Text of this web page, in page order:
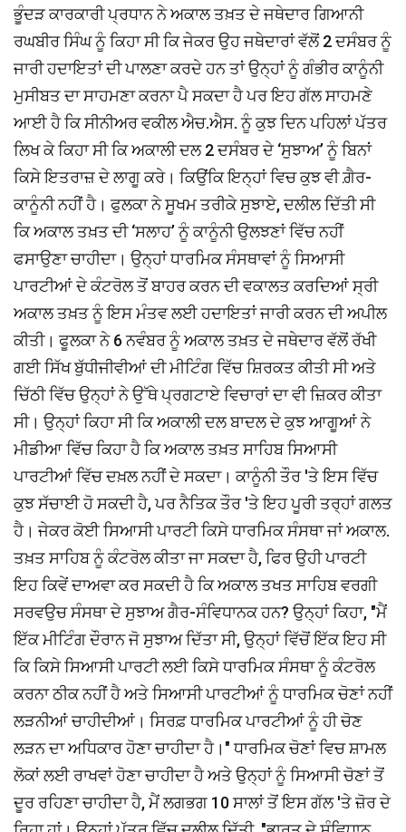
ਭੂੰਦੜ ਕਾਰਕਾਰੀ ਪ੍ਰਧਾਨ ਨੇ ਅਕਾਲ ਤਖ਼ਤ ਦੇ ਜਥੇਦਾਰ ਗਿਆਨੀ
ਰਘਬੀਰ ਸਿੰਘ ਨੂੰ ਕਿਹਾ ਸੀ ਕਿ ਜੇਕਰ ਉਹ ਜਥੇਦਾਰਾਂ ਵੱਲੋਂ 2 ਦਸੰਬਰ ਨੂੰ
ਜਾਰੀ ਹਦਾਇਤਾਂ ਦੀ ਪਾਲਣਾ ਕਰਦੇ ਹਨ ਤਾਂ ਉਨ੍ਹਾਂ ਨੂੰ ਗੰਭੀਰ ਕਾਨੂੰਨੀ
ਮੁਸੀਬਤ ਦਾ ਸਾਹਮਣਾ ਕਰਨਾ ਪੈ ਸਕਦਾ ਹੈ ਪਰ ਇਹ ਗੱਲ ਸਾਹਮਣੇ
ਆਈ ਹੈ ਕਿ ਸੀਨੀਅਰ ਵਕੀਲ ਐਚ.ਐਸ. ਨੂੰ ਕੁਝ ਦਿਨ ਪਹਿਲਾਂ ਪੱਤਰ
ਲਿਖ ਕੇ ਕਿਹਾ ਸੀ ਕਿ ਅਕਾਲੀ ਦਲ 2 ਦਸੰਬਰ ਦੇ ‘ਸੁਝਾਅ’ ਨੂੰ ਬਿਨਾਂ
ਕਿਸੇ ਇਤਰਾਜ਼ ਦੇ ਲਾਗੂ ਕਰੇ। ਕਿਉਂਕਿ ਇਨ੍ਹਾਂ ਵਿਚ ਕੁਝ ਵੀ ਗ਼ੈਰ-
ਕਾਨੂੰਨੀ ਨਹੀਂ ਹੈ। ਫੁਲਕਾ ਨੇ ਸੂਖਮ ਤਰੀਕੇ ਸੁਝਾਏ, ਦਲੀਲ ਦਿੱਤੀ ਸੀ
ਕਿ ਅਕਾਲ ਤਖ਼ਤ ਦੀ ‘ਸਲਾਹ’ ਨੂੰ ਕਾਨੂੰਨੀ ਉਲਝਣਾਂ ਵਿੱਚ ਨਹੀਂ
ਫਸਾਉਣਾ ਚਾਹੀਦਾ। ਉਨ੍ਹਾਂ ਧਾਰਮਿਕ ਸੰਸਥਾਵਾਂ ਨੂੰ ਸਿਆਸੀ
ਪਾਰਟੀਆਂ ਦੇ ਕੰਟਰੋਲ ਤੋਂ ਬਾਹਰ ਕਰਨ ਦੀ ਵਕਾਲਤ ਕਰਦਿਆਂ ਸ੍ਰੀ
ਅਕਾਲ ਤਖ਼ਤ ਨੂੰ ਇਸ ਮੰਤਵ ਲਈ ਹਦਾਇਤਾਂ ਜਾਰੀ ਕਰਨ ਦੀ ਅਪੀਲ
ਕੀਤੀ। ਫੂਲਕਾ ਨੇ 6 ਨਵੰਬਰ ਨੂੰ ਅਕਾਲ ਤਖ਼ਤ ਦੇ ਜਥੇਦਾਰ ਵੱਲੋਂ ਰੱਖੀ
ਗਈ ਸਿੱਖ ਬੁੱਧੀਜੀਵੀਆਂ ਦੀ ਮੀਟਿੰਗ ਵਿੱਚ ਸ਼ਿਰਕਤ ਕੀਤੀ ਸੀ ਅਤੇ
ਚਿੱਠੀ ਵਿੱਚ ਉਨ੍ਹਾਂ ਨੇ ਉੱਥੇ ਪ੍ਰਗਟਾਏ ਵਿਚਾਰਾਂ ਦਾ ਵੀ ਜ਼ਿਕਰ ਕੀਤਾ
ਸੀ। ਉਨ੍ਹਾਂ ਕਿਹਾ ਸੀ ਕਿ ਅਕਾਲੀ ਦਲ ਬਾਦਲ ਦੇ ਕੁਝ ਆਗੂਆਂ ਨੇ
ਮੀਡੀਆ ਵਿੱਚ ਕਿਹਾ ਹੈ ਕਿ ਅਕਾਲ ਤਖ਼ਤ ਸਾਹਿਬ ਸਿਆਸੀ
ਪਾਰਟੀਆਂ ਵਿੱਚ ਦਖ਼ਲ ਨਹੀਂ ਦੇ ਸਕਦਾ। ਕਾਨੂੰਨੀ ਤੌਰ 'ਤੇ ਇਸ ਵਿੱਚ
ਕੁਝ ਸੱਚਾਈ ਹੋ ਸਕਦੀ ਹੈ, ਪਰ ਨੈਤਿਕ ਤੌਰ 'ਤੇ ਇਹ ਪੂਰੀ ਤਰ੍ਹਾਂ ਗਲਤ
ਹੈ। ਜੇਕਰ ਕੋਈ ਸਿਆਸੀ ਪਾਰਟੀ ਕਿਸੇ ਧਾਰਮਿਕ ਸੰਸਥਾ ਜਾਂ ਅਕਾਲ.
ਤਖ਼ਤ ਸਾਹਿਬ ਨੂੰ ਕੰਟਰੋਲ ਕੀਤਾ ਜਾ ਸਕਦਾ ਹੈ, ਫਿਰ ਉਹੀ ਪਾਰਟੀ
ਇਹ ਕਿਵੇਂ ਦਾਅਵਾ ਕਰ ਸਕਦੀ ਹੈ ਕਿ ਅਕਾਲ ਤਖਤ ਸਾਹਿਬ ਵਰਗੀ
ਸਰਵਉਚ ਸੰਸਥਾ ਦੇ ਸੁਝਾਅ ਗੈਰ-ਸੰਵਿਧਾਨਕ ਹਨ? ਉਨ੍ਹਾਂ ਕਿਹਾ, "ਮੈਂ
ਇੱਕ ਮੀਟਿੰਗ ਦੌਰਾਨ ਜੋ ਸੁਝਾਅ ਦਿੱਤਾ ਸੀ, ਉਨ੍ਹਾਂ ਵਿੱਚੋਂ ਇੱਕ ਇਹ ਸੀ
ਕਿ ਕਿਸੇ ਸਿਆਸੀ ਪਾਰਟੀ ਲਈ ਕਿਸੇ ਧਾਰਮਿਕ ਸੰਸਥਾ ਨੂੰ ਕੰਟਰੋਲ
ਕਰਨਾ ਠੀਕ ਨਹੀਂ ਹੈ ਅਤੇ ਸਿਆਸੀ ਪਾਰਟੀਆਂ ਨੂੰ ਧਾਰਮਿਕ ਚੋਣਾਂ ਨਹੀਂ
ਲੜਨੀਆਂ ਚਾਹੀਦੀਆਂ। ਸਿਰਫ਼ ਧਾਰਮਿਕ ਪਾਰਟੀਆਂ ਨੂੰ ਹੀ ਚੋਣ
ਲੜਨ ਦਾ ਅਧਿਕਾਰ ਹੋਣਾ ਚਾਹੀਦਾ ਹੈ।" ਧਾਰਮਿਕ ਚੋਣਾਂ ਵਿਚ ਸ਼ਾਮਲ
ਲੋਕਾਂ ਲਈ ਰਾਖਵਾਂ ਹੋਣਾ ਚਾਹੀਦਾ ਹੈ ਅਤੇ ਉਨ੍ਹਾਂ ਨੂੰ ਸਿਆਸੀ ਚੋਣਾਂ ਤੋਂ
ਦੂਰ ਰਹਿਣਾ ਚਾਹੀਦਾ ਹੈ, ਮੈਂ ਲਗਭਗ 10 ਸਾਲਾਂ ਤੋਂ ਇਸ ਗੱਲ 'ਤੇ ਜ਼ੋਰ ਦੇ